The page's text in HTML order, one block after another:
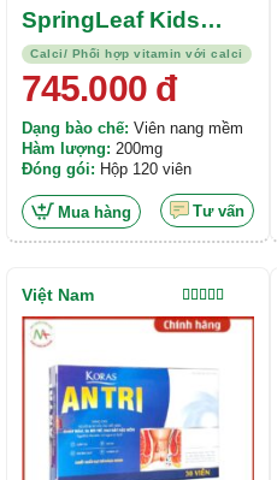
Calci/ Phối hợp vitamin với calci
SpringLeaf Kids
Mega Milky Calcium
745.000đ
Dạng bào chế: Viên nang mềm
Hàm lượng: 200mg
Đóng gói: Hộp 120 viên
Mua hàng Tư vấn
Được xếp
hạng4.00
Việt Nam